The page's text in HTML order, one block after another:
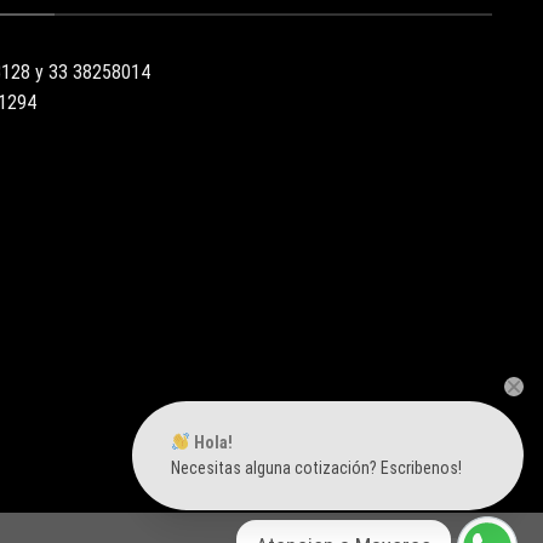
y 33 38258014
Hola!
Necesitas alguna cotización? Escribenos!